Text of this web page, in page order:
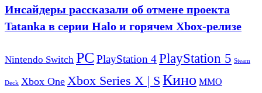
Инсайдеры рассказали об отмене проекта
Tatanka в серии Halo и горячем Xbox-релизе
Nintendo Switch PC PlayStation 4PlayStation 5 Steam
Deck Xbox One Xbox Series X | S Кино ММО